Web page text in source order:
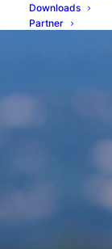
Downloads
Partner